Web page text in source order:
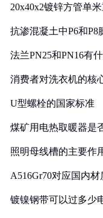
20x40x2镀锌方管单
抗渗混凝土中P6和P8
法兰PN25和PN16有
消费者对洗衣机的核
U型螺栓的国家标准
煤矿用电热取暖器是
照明母线槽的主要作
A516Gr70对应国内
镀镍钢带可以过多少